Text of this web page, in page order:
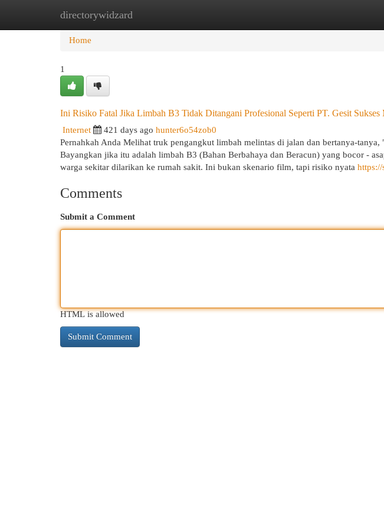
directorywidzard
Home New Site Listings
Home
1
Ini Risiko Fatal Jika Limbah B3 Tidak Ditangani Profesional Seperti PT. Gesit
Internet 421 days ago hunter6o54zob0
Pernahkah Anda Melihat truk pengangkut limbah melintas di jalan dan bertanya-
Bayangkan jika itu adalah limbah B3 (Bahan Berbahaya dan Beracun) yang bocor -
warga sekitar dilarikan ke rumah sakit. Ini bukan skenario film, tapi risiko nyata
Comments
Submit a Comment
HTML is allowed